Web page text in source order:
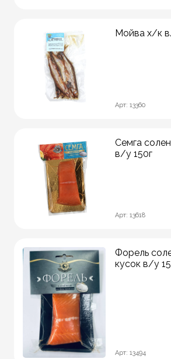
Мойва х/к
Арт: 13360
Семга
в/у 150г
Арт: 13618
Форель
кусок в/у
Арт: 13494